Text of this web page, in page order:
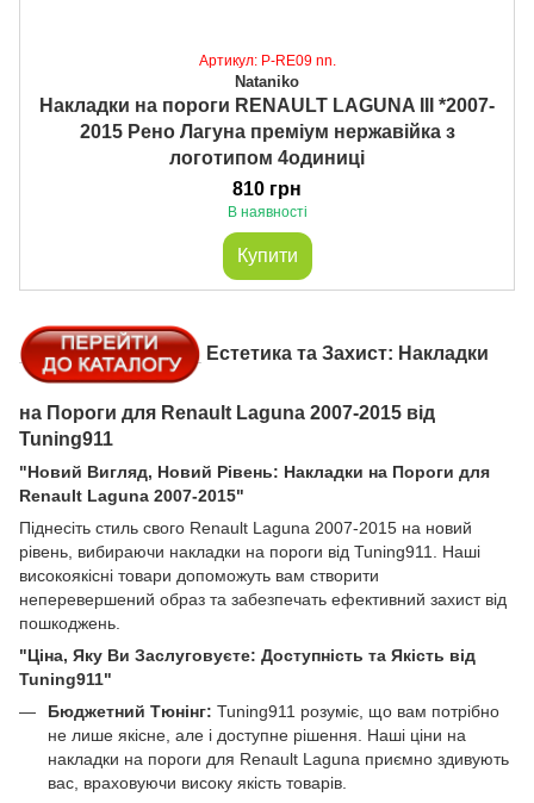
Артикул: P-RE09 nn.
Nataniko
Накладки на пороги RENAULT LAGUNA III *2007-
2015 Рено Лагуна преміум нержавійка з
логотипом 4одиниці
810 грн
В наявності
Купити
Естетика та Захист: Накладки
на Пороги для Renault Laguna 2007-2015 від
Tuning911
"Новий Вигляд, Новий Рівень: Накладки на Пороги для
Renault Laguna 2007-2015"
Піднесіть стиль свого Renault Laguna 2007-2015 на новий
рівень, вибираючи накладки на пороги від Tuning911. Наші
високоякісні товари допоможуть вам створити
неперевершений образ та забезпечать ефективний захист від
пошкоджень.
"Ціна, Яку Ви Заслуговуєте: Доступність та Якість від
Tuning911"
Бюджетний Тюнінг: Tuning911 розуміє, що вам потрібно
не лише якісне, але і доступне рішення. Наші ціни на
накладки на пороги для Renault Laguna приємно здивують
вас, враховуючи високу якість товарів.